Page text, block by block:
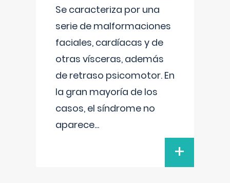
Se caracteriza por una
serie de malformaciones
faciales, cardíacas y de
otras vísceras, además
de retraso psicomotor. En
la gran mayoría de los
casos, el síndrome no
aparece...
+